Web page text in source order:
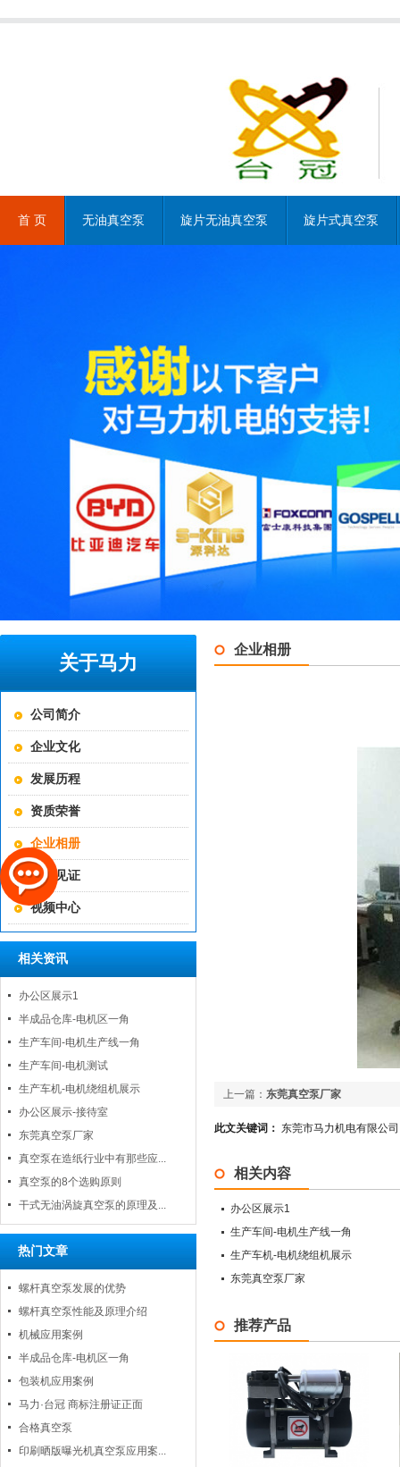
首 页 无油真空泵 旋片无油真空泵 旋片式真空泵
关于马力
公司简介
企业文化
发展历程
资质荣誉
企业相册
客户见证
视频中心
相关资讯
办公区展示1
半成品仓库-电机区一角
生产车间-电机生产线一角
生产车间-电机测试
生产车机-电机绕组机展示
办公区展示-接待室
东莞真空泵厂家
真空泵在造纸行业中有那些应...
真空泵的8个选购原则
干式无油涡旋真空泵的原理及...
热门文章
螺杆真空泵发展的优势
螺杆真空泵性能及原理介绍
机械应用案例
半成品仓库-电机区一角
包装机应用案例
马力·台冠 商标注册证正面
合格真空泵
印刷晒版曝光机真空泵应用案...
企业相册
上一篇： 东莞真空泵厂家
此文关键词： 东莞市马力机电有限公
相关内容
办公区展示1
生产车间-电机生产线一角
生产车机-电机绕组机展示
东莞真空泵厂家
推荐产品